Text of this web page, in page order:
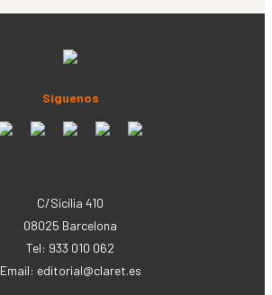
Síguenos
C/Sicília 410
08025 Barcelona
Tel: 933 010 062
Email: editorial@claret.es